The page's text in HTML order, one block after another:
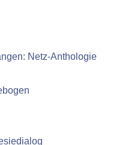
Netz-Anthologie